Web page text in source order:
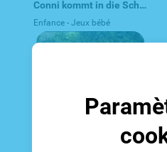
Conni kommt in die Schule - Spiel
Enfance - Jeux bébé